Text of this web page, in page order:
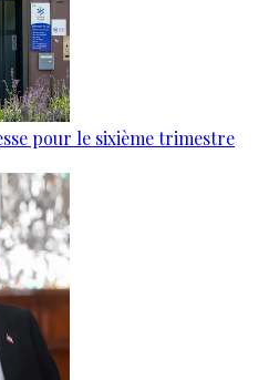
pour le sixième trimestre